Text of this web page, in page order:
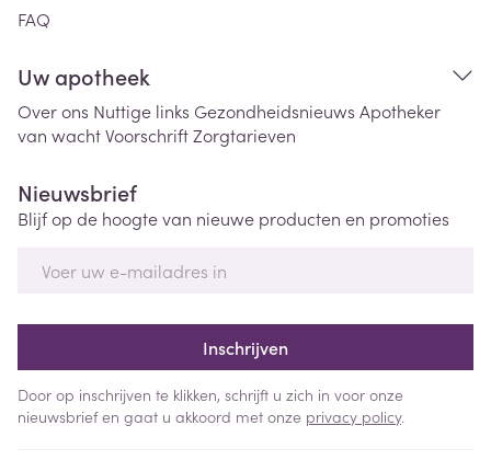
FAQ
Uw apotheek
Over ons Nuttige links Gezondheidsnieuws Apotheker
van wachtVoorschriftZorgtarieven
Nieuwsbrief
Blijf op de hoogte van nieuwe producten en promoties
Inschrijven
Door op inschrijven te klikken, schrijft u zich in voor onze
nieuwsbrief en gaat u akkoord met onze privacy policy.